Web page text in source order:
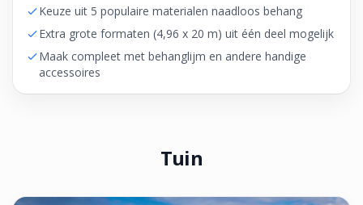
Keuze uit 5 populaire materialen naadloos behang
Extra grote formaten (4,96 x 20 m) uit één deel mogelijk
Maak compleet met behanglijm en andere handige
accessoires
Tuin